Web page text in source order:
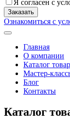
Я согласен с
Ознакомиться с
Главная
О компании
Каталог
Мастер-
Блог
Контакты
Каталог